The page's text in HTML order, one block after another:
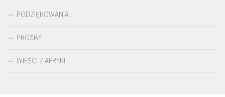
PODZIĘKOWANIA
PROŚBY
WIEŚCI Z AFRYKI